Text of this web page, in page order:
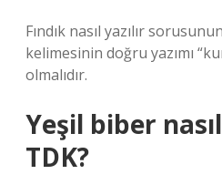
Fındık nasıl yazılır
kelimesinin doğru yazımı
olmalıdır.
Yeşil biber
TDK?